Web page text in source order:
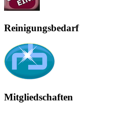
Reinigungsbedarf
Mitgliedschaften